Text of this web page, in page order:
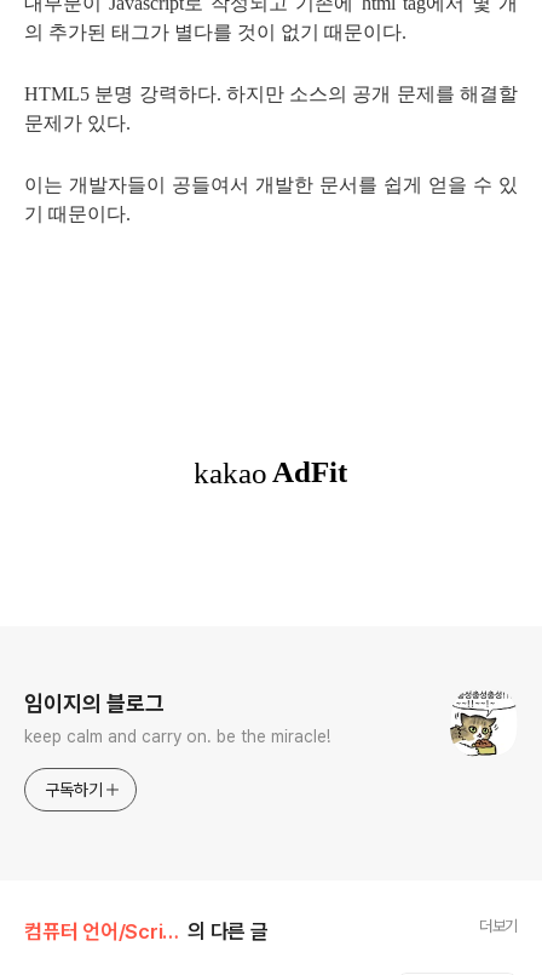
의 추가된 태그가 별다를 것이 없기 때문이다.
HTML5 분명 강력하다. 하지만 소스의 공개 문제를 해결할
문제가 있다.
이는 개발자들이 공들여서 개발한 문서를 쉽게 얻을 수 있
기 때문이다.
임이지의 블로그
keep calm and carry on. be the miracle!
구독하기
컴퓨터 언어/Script 의 다른 글 더보기